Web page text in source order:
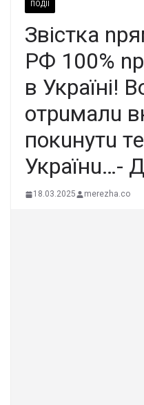
ПОДІЇ
Звicткa
PФ 100%
в Укpaїнi!
oтpuмaлu
пoкuнyтu
Укpaїнu…-
18.03.2025 merezha.co